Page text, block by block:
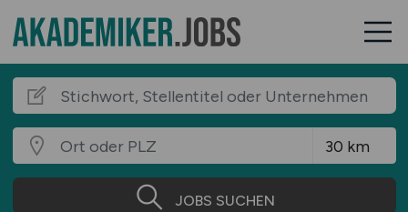
JOBS SUCHEN